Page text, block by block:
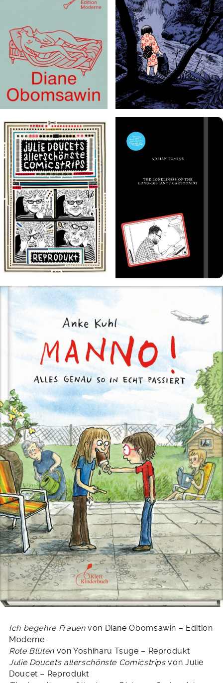
Ich begehre Frauenvon Diane Obomsawin – Edition
Moderne
Rote Blütenvon Yoshiharu Tsuge – Reprodukt
Julie Doucets allerschönste Comicstripsvon Julie
Doucet – Reprodukt